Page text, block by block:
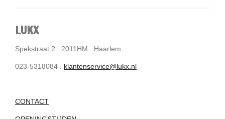
LUKX
Spekstraat 2 . 2011HM . Haarlem
023-5318084 . klantenservice@lukx.nl
CONTACT